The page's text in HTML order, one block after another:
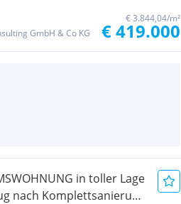
GmbH & Co KG
€ 3.844,04/m²
€ 419.000
in toller Lage
nach Komplettsanierung